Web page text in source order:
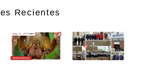
Recientes